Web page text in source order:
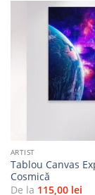
ARTIST
Tablou Canvas
Cosmică
De la 115,00 lei